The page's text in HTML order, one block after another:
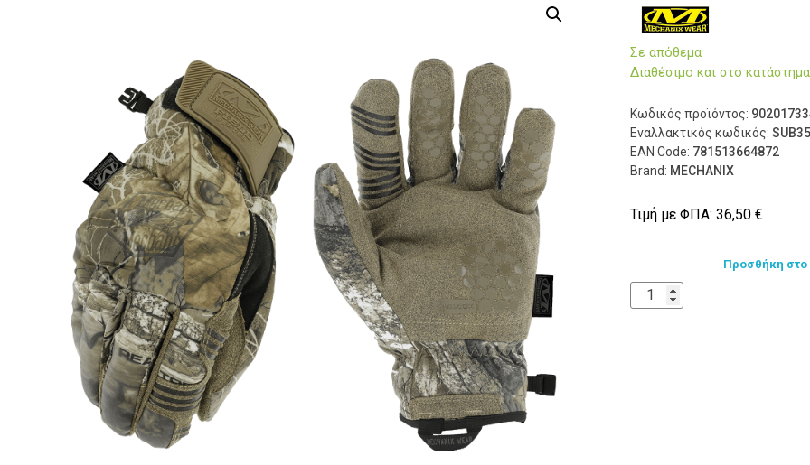
Σε απόθεμα
Διαθέσιμο και στο
Κωδικός προϊόντος:
Εναλλακτικός κωδικός:
EAN Code: 781513664872
Brand: MECHANIX
Τιμή με ΦΠΑ:36,50€
Προσθήκη στο